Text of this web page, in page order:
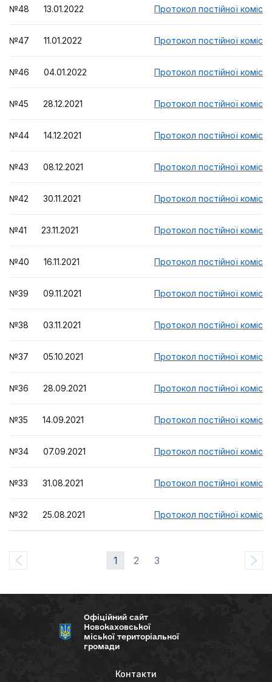
№48 13.01.2022 Протокол постійної комісії
№47 11.01.2022 Протокол постійної комісії
№46 04.01.2022 Протокол постійної комісії
№45 28.12.2021 Протокол постійної комісії
№44 14.12.2021 Протокол постійної комісії
№43 08.12.2021 Протокол постійної комісії
№42 30.11.2021 Протокол постійної комісії
№41 23.11.2021 Протокол постійної комісії
№40 16.11.2021 Протокол постійної комісії
№39 09.11.2021 Протокол постійної комісії
№38 03.11.2021 Протокол постійної комісії
№37 05.10.2021 Протокол постійної комісії
№36 28.09.2021 Протокол постійної комісії
№35 14.09.2021 Протокол постійної комісії
№34 07.09.2021 Протокол постійної комісії
№33 31.08.2021 Протокол постійної комісії
№32 25.08.2021 Протокол постійної комісії
1 2 3
Офіційний сайт
Новокаховської
міської територіальної
громади
Контакти